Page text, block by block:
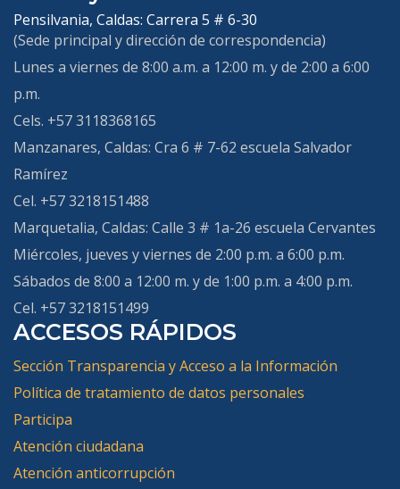
Pensilvania, Caldas: Carrera 5 # 6-30
(Sede principal y dirección de correspondencia)
Lunes a viernes de 8:00 a.m. a 12:00 m. y de 2:00 a 6:00
p.m.
Cels. +57 3118368165
Manzanares, Caldas: Cra 6 # 7-62 escuela Salvador
Ramírez
Cel. +57 3218151488
Marquetalia, Caldas: Calle 3 # 1a-26 escuela Cervantes
Miércoles, jueves y viernes de 2:00 p.m. a 6:00 p.m.
Sábados de 8:00 a 12:00 m. y de 1:00 p.m. a 4:00 p.m.
Cel. +57 3218151499
ACCESOS RÁPIDOS
Sección Transparencia y Acceso a la Información
Política de tratamiento de datos personales
Participa
Atención ciudadana
Atención anticorrupción